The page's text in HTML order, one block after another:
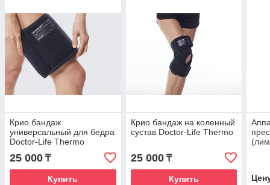
Крио бандаж
универсальный для бедра
Doctor-Life Thermo
25 000 ₸
Купить
Крио бандаж на коленный
сустав Doctor-Life Thermo
25 000₸
Купить